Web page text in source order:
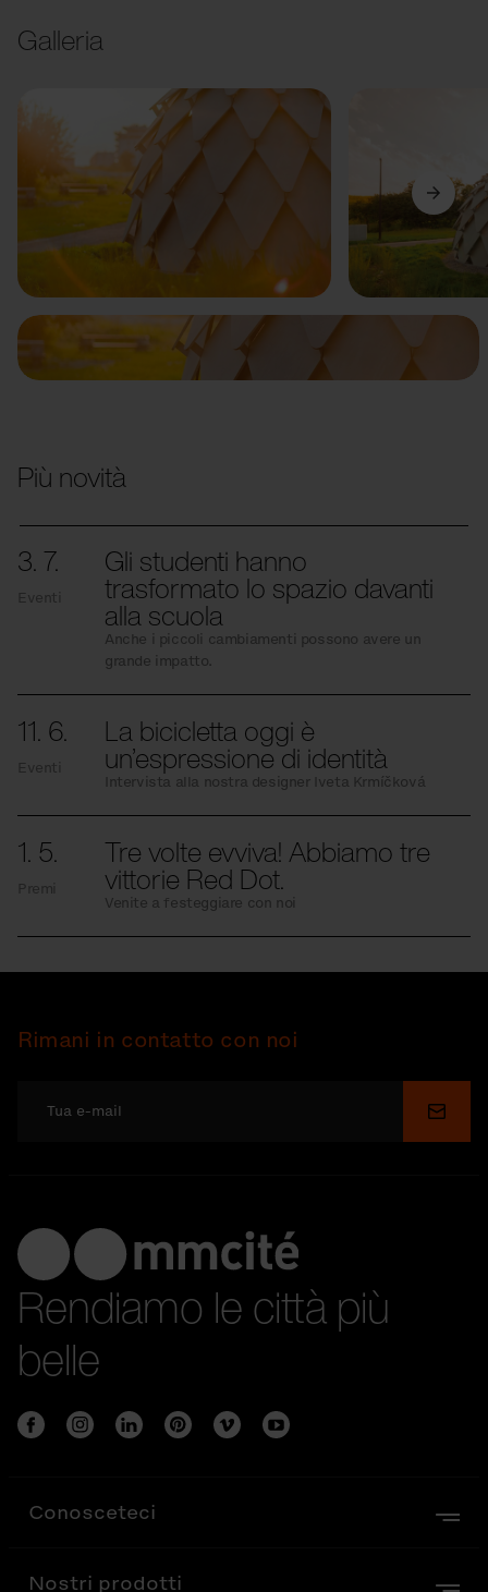
Galleria
Precedente Avanti
Più novità
3. 7.
Eventi
Gli studenti hanno
trasformato lo spazio davanti
alla scuola
Anche i piccoli cambiamenti possono avere un
grande impatto.
11. 6.
Eventi
La bicicletta oggi è
un’espressione di identità
Intervista alla nostra designer Iveta Krmíčková
1. 5.
Premi
Tre volte evviva! Abbiamo tre
vittorie Red Dot.
Venite a festeggiare con noi
Rimani in contatto con noi
Invia
Rendiamo le città più
belle
Conosceteci
Nostri prodotti